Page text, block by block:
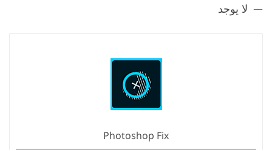
لا يوجد
Photoshop Fix